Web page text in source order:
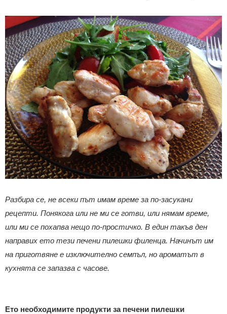
Разбира се, не всеки път имам време за по-засукани
рецепти. Понякога или не ми се готви, или нямам време,
или ми се похапва нещо по-простичко. В един такъв ден
направих ето тези печени пилешки филенца. Начинът им
на приготвяне е изключително семпъл, но ароматът в
кухнята се запазва с часове.
Ето необходимите продукти за печени пилешки